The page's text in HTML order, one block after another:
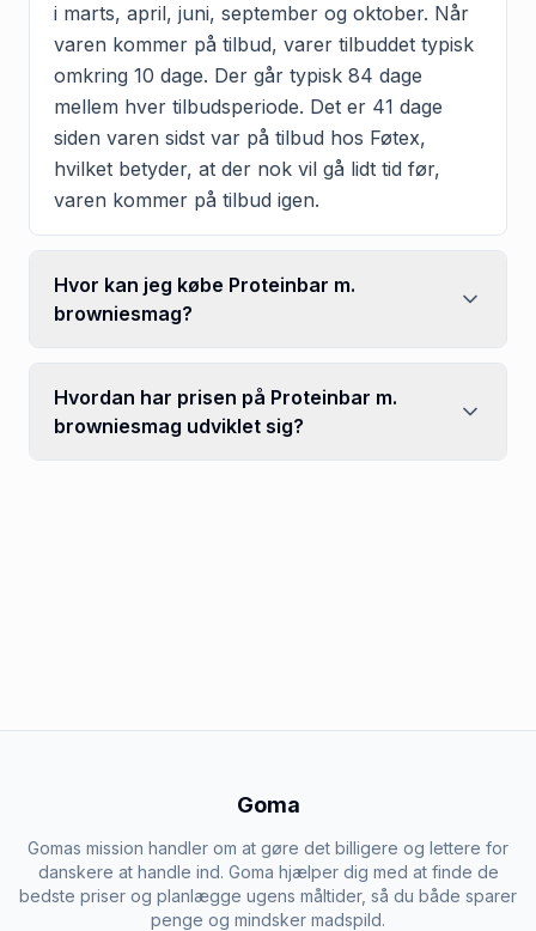
i marts, april, juni, september og oktober. Når
varen kommer på tilbud, varer tilbuddet typisk
omkring 10 dage. Der går typisk 84 dage
mellem hver tilbudsperiode. Det er 41 dage
siden varen sidst var på tilbud hos Føtex,
hvilket betyder, at der nok vil gå lidt tid før,
varen kommer på tilbud igen.
Hvor kan jeg købe Proteinbar m.
browniesmag?
Hvordan har prisen på Proteinbar m.
browniesmag udviklet sig?
Goma
Gomas mission handler om at gøre det billigere og lettere for
danskere at handle ind. Goma hjælper dig med at finde de
bedste priser og planlægge ugens måltider, så du både sparer
penge og mindsker madspild.